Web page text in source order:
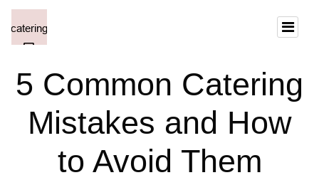
5 Common Catering
Mistakes and How
to Avoid Them